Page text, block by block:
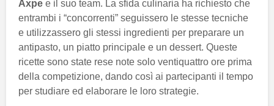
Axpe e il suo team. La sfida culinaria ha richiesto che
entrambi i “concorrenti” seguissero le stesse tecniche
e utilizzassero gli stessi ingredienti per preparare un
antipasto, un piatto principale e un dessert. Queste
ricette sono state rese note solo ventiquattro ore prima
della competizione, dando così ai partecipanti il tempo
per studiare ed elaborare le loro strategie.